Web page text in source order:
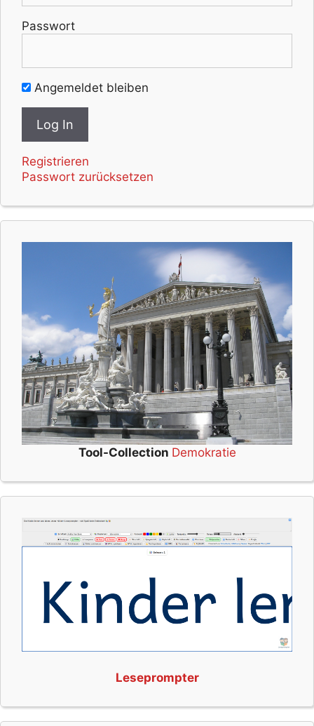
Passwort
Angemeldet bleiben
Registrieren
Passwort zurücksetzen
Tool-Collection Demokratie
Leseprompter